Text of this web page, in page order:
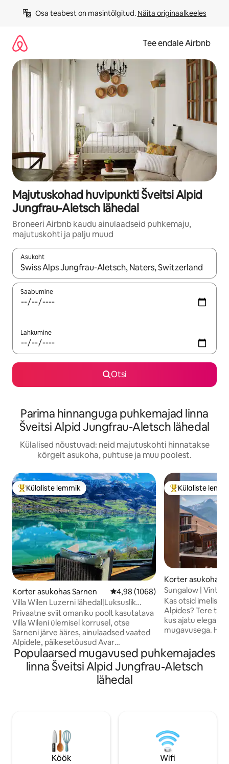
Osa teabest on masintõlgitud. Näita originaalkeeles
Tee endale Airbnb
Majutuskohad huvipunkti Šveitsi Alpid
Jungfrau-Aletsch lähedal
Broneeri Airbnb kaudu ainulaadseid puhkemaju,
majutuskohti ja palju muud
Asukoht
Kui tulemused on kuvatud, liigu ekraanil nooleklahvidega või
Saabumine
Lahkumine
Otsi
Parima hinnanguga puhkemajad linna
Šveitsi Alpid Jungfrau-Aletsch lähedal
Külalised nõustuvad: neid majutuskohti hinnatakse
kõrgelt asukoha, puhtuse ja muu poolest.
Külaliste suur lemmik
Külaliste lemmik
Korter asukohas Sarnen Keskmine hinnang 4,98/5, 1068
4,98 (1068)
Villa Wilen Luzerni lähedal|Luksuslik
puhkus järve kaldal
Privaatne sviit omaniku poolt kasutatava
Villa Wileni ülemisel korrusel, otse
Sarneni järve ääres, ainulaadsed vaated
Alpidele, päikesetõusud Avar
magamistuba kodukinoga,
panoraamvaatega salong, suur köök ja
vannituba (kõik privaatsed alad). 3–5
külalise jaoks on üks korrus allpool eraldi
teretulnud, ainult väikesed koerad.
Šveitsi populaarseim Airbnb. Enamik
vaatamisväärsusi on ühe tunni kaugusel.
Külaliste suur
Külaliste
Korter asukohas
g
Sungalow |
Kas otsid imelist
Alpides? Tere
kus ajatu
mugavusega. Hiljuti renoveeritud 2024.
gurmeekööki,
kust avaneb
järvele, Mönchi ja
Populaarsed mugavused puhkemajades
linna Šveitsi Alpid Jungfrau-Aletsch
lähedal
Köök Wifi